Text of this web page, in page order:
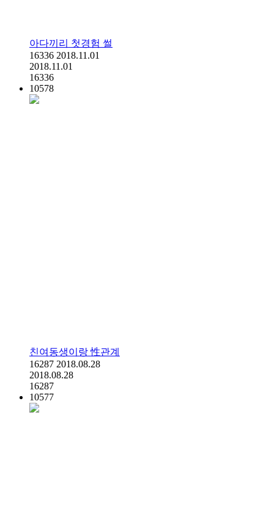
아다끼리 첫경험 썰
16336 2018.11.01
2018.11.01
16336
10578
친여동생이랑 性관계
16287 2018.08.28
2018.08.28
16287
10577